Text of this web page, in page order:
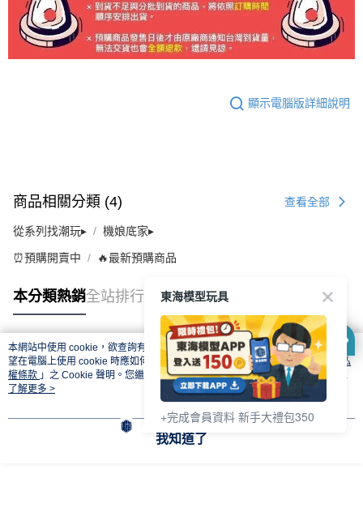
顯示電腦版詳細說明
商品相關分類 (4) 查看全部
從系列找潮玩▸ 機娘底家▸
⏰預購開賣中 🔥最新預購商品
本分類熱銷全站排行
熱門標籤
本網站中使用 cookie，欲查詢有關本網站使用 cookie 方式之詳情，及若您不希
望在電腦上使用 cookie 時應如何變更電腦的 cookie 設定，請參閱本網站「
隱私
權條款 」之 Cookie 聲明。您繼續使用本網站即表示您同意本公司得按本網站使
用條款之 Cookie 聲明使用 cookie。
了解更多 >
我知道了
東海模型玩具
+完成會員資料 新手大禮包350